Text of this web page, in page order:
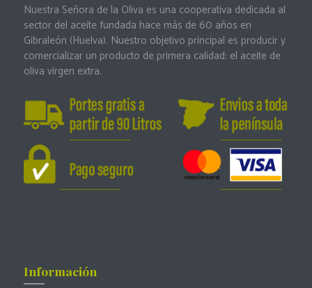
Nuestra Señora de la Oliva es una cooperativa dedicada al
sector del aceite fundada hace más de 60 años en
Gibraleón (Huelva). Nuestro objetivo principal es producir y
comercializar un producto de primera calidad: el aceite de
oliva virgen extra.
Información